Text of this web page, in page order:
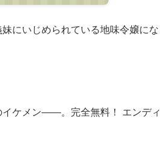
にいじめられている地味令嬢にな
イケメン――。完全無料！ エンディ